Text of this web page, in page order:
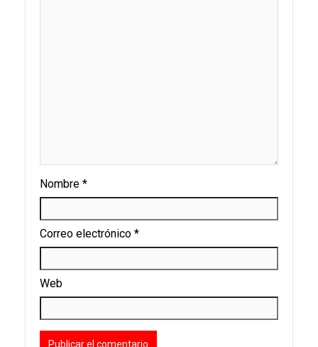
Nombre *
Correo electrónico *
Web